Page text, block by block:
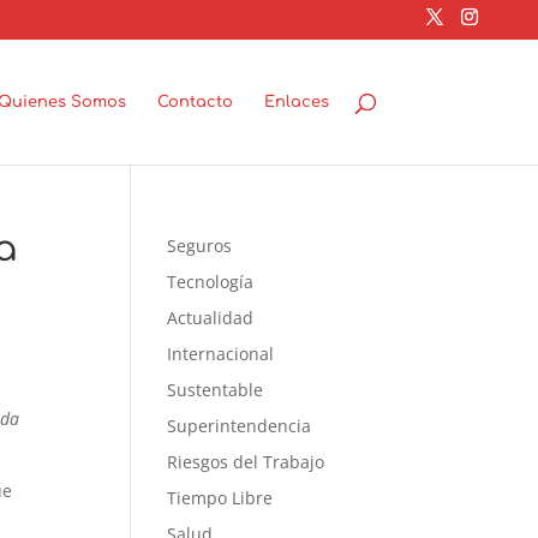
Somos Contacto Enlaces
Seguros
Tecnología
Actualidad
Internacional
Sustentable
Superintendencia
Riesgos del Trabajo
Tiempo Libre